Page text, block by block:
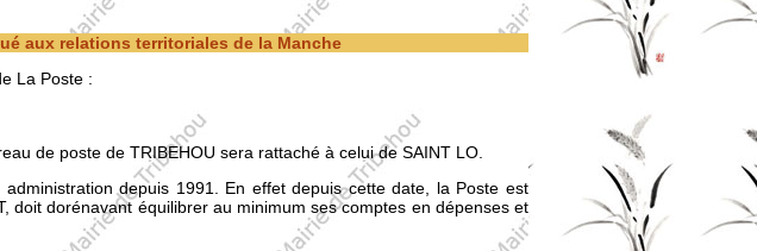
aux relations territoriales de la Manche
La Poste :
de poste de TRIBEHOU sera rattaché à celui de SAINT LO.
depuis 1991. En effet depuis cette date, la Poste est
doit dorénavant équilibrer au minimum ses comptes en dépenses et